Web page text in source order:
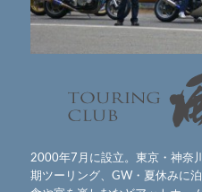
2000年7月に設立。東京・神奈
期ツーリング、GW・夏休みに